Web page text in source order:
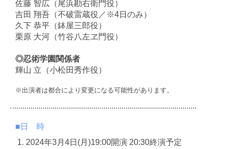
佐藤 智広（尾浜勘右衛門役）
吉田 翔吾（不破雷蔵役／※4日のみ）
久下 恭平（鉢屋三郎役）
栗原 大河（竹谷八左ヱ門役）
◎忍術学園関係者
輝山 立（小松田秀作役）
※出演者は都合により変更になる可能性があります。
■日 時
2024年3月4日(月)19:00開演 20:30終演予定